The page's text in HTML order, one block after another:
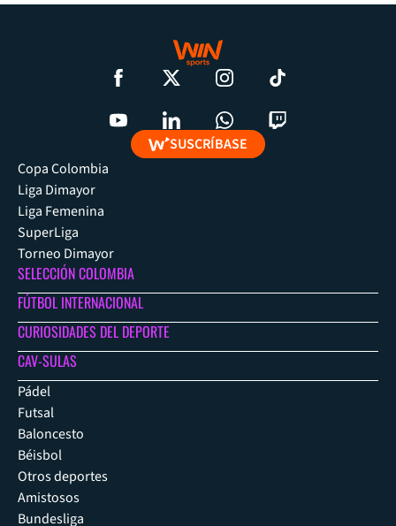
SUSCRÍBASE
Copa Colombia
Liga Dimayor
Liga Femenina
SuperLiga
Torneo Dimayor
SELECCIÓN COLOMBIA
FÚTBOL INTERNACIONAL
CURIOSIDADES DEL DEPORTE
CAV-SULAS
Pádel
Futsal
Baloncesto
Béisbol
Otros deportes
Amistosos
Bundesliga